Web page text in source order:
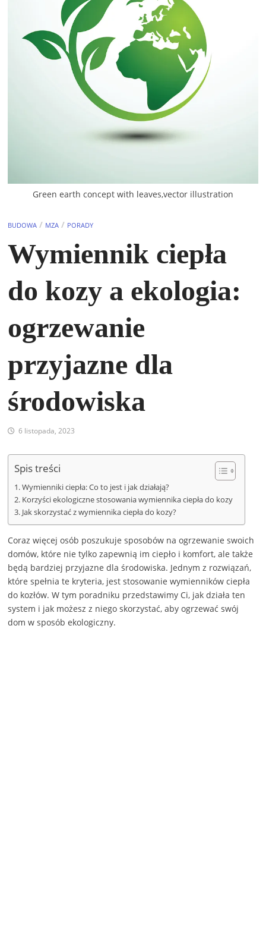
Green earth concept with leaves,vector illustration
BUDOWA / MZA / PORADY
Wymiennik ciepła
do kozy a ekologia:
ogrzewanie
przyjazne dla
środowiska
6 listopada, 2023
Spis treści
Wymienniki ciepła: Co to jest i jak działają?
Korzyści ekologiczne stosowania wymiennika ciepła do kozy
Jak skorzystać z wymiennika ciepła do kozy?
Coraz więcej osób poszukuje sposobów na ogrzewanie swoich
domów, które nie tylko zapewnią im ciepło i komfort, ale także
będą bardziej przyjazne dla środowiska. Jednym z rozwiązań,
które spełnia te kryteria, jest stosowanie wymienników ciepła
do kozłów. W tym poradniku przedstawimy Ci, jak działa ten
system i jak możesz z niego skorzystać, aby ogrzewać swój
dom w sposób ekologiczny.